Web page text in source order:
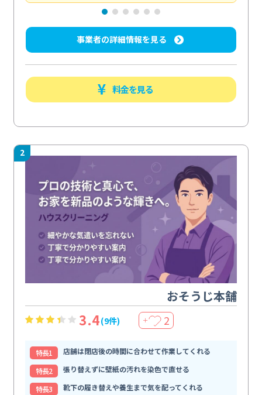
事業者の詳細情報を見る
料金を見る
2
おそうじ本舗
3.4(9件) ＋ 2
特⻑1
店舗は閉店後の時間に合わせて作業してくれる
特⻑2
張り替えずに壁紙の汚れを染色で直せる
特⻑3
靴下の履き替えや養生まで気を配ってくれる